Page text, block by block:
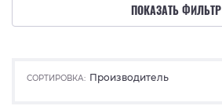
ПОКАЗАТЬ ФИЛЬТР
СОРТИРОВКА: Производитель